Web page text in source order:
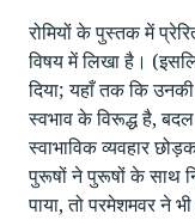
रोमियों के पुस्तक में
विषय में लिखा है।
दिया; यहाँ तक कि
स्वभाव के विरूद्ध है,
स्वाभाविक व्यवहार
पुरूषों ने पुरूषों के साथ
पाया, तो परमेशमवर ने